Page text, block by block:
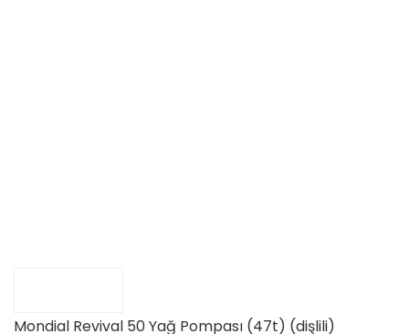
Mondial Revival 50 Yağ Pompası (47t) (dişlili)